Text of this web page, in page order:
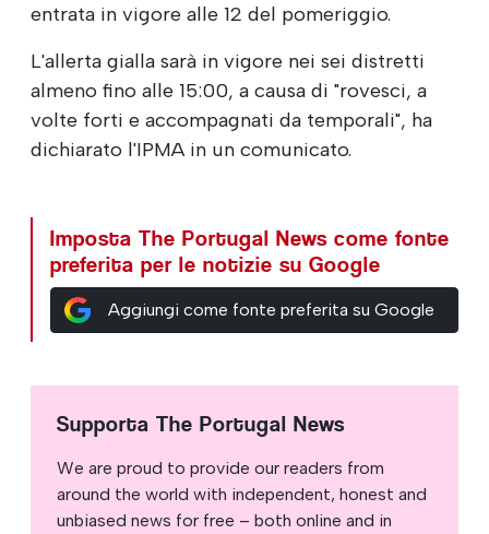
entrata in vigore alle 12 del pomeriggio.
L'allerta gialla sarà in vigore nei sei distretti
almeno fino alle 15:00, a causa di "rovesci, a
volte forti e accompagnati da temporali", ha
dichiarato l'IPMA in un comunicato.
Imposta The Portugal News come fonte
preferita per le notizie su Google
Aggiungi come fonte preferita su Google
Supporta The Portugal News
We are proud to provide our readers from
around the world with independent, honest and
unbiased news for free – both online and in